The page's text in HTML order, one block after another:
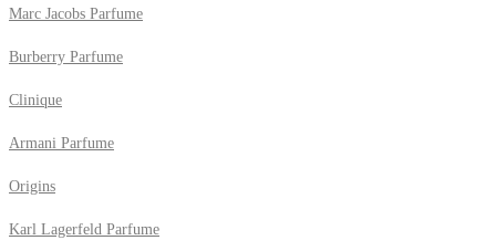
Marc Jacobs Parfume
Burberry Parfume
Clinique
Armani Parfume
Origins
Karl Lagerfeld Parfume